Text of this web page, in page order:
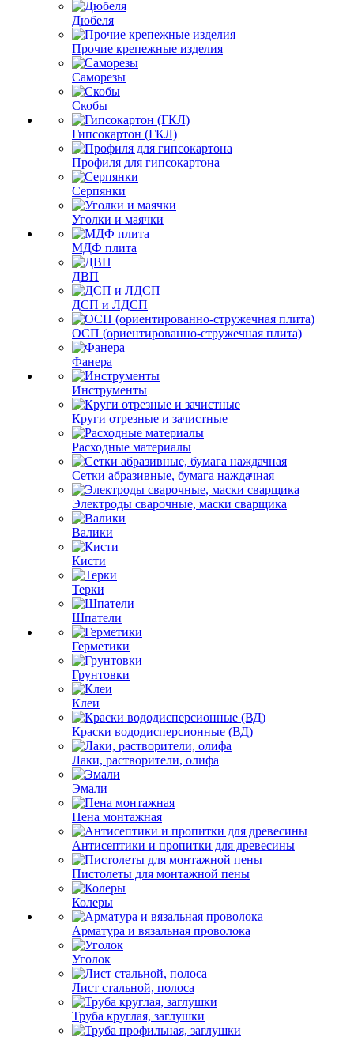
Дюбеля
Прочие крепежные изделия
Саморезы
Скобы
Гипсокартон (ГКЛ)
Профиля для гипсокартона
Серпянки
Уголки и маячки
МДФ плита
ДВП
ДСП и ЛДСП
ОСП (ориентированно-стружечная плита)
Фанера
Инструменты
Круги отрезные и зачистные
Расходные материалы
Сетки абразивные, бумага наждачная
Электроды сварочные, маски сварщика
Валики
Кисти
Терки
Шпатели
Герметики
Грунтовки
Клеи
Краски вододисперсионные (ВД)
Лаки, растворители, олифа
Эмали
Пена монтажная
Антисептики и пропитки для древесины
Пистолеты для монтажной пены
Колеры
Арматура и вязальная проволока
Уголок
Лист стальной, полоса
Труба круглая, заглушки